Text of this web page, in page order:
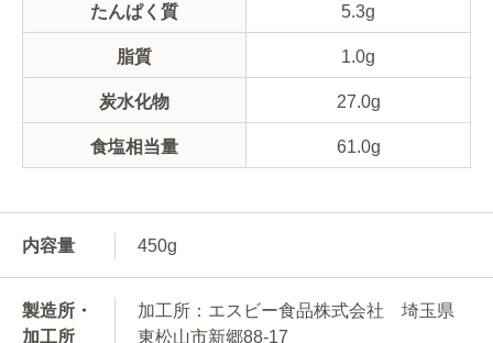
たんぱく質 5.3g
脂質 1.0g
炭水化物 27.0g
食塩相当量 61.0g
内容量 450g
製造所・
加工所
加工所：エスビー食品株式会社 埼玉県
東松山市新郷88-17